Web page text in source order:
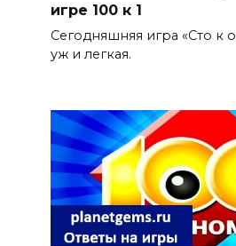
игре 100 к 1
Сегодняшняя игра «Сто к
уж и легкая.